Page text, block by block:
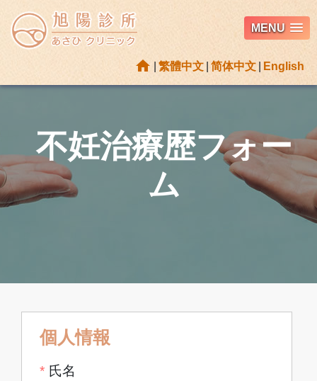
home | 繁體中文 | 简体中文 | English
MENU
不妊治療歴フォー
ム
個人情報
* 氏名